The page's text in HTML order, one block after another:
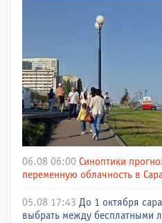
06.08 06:00 Синоптики
переменную облачность в
05.08 17:43 До 1 октября
выбрать между бесплатными